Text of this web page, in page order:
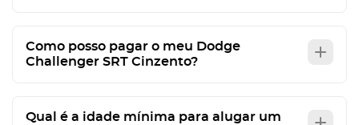
Como posso pagar o meu Dodge
Challenger SRT Cinzento?
Qual é a idade mínima para alugar um